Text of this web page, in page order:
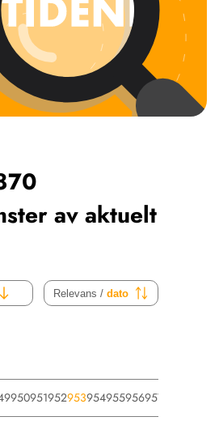
CONTENT IN ENGLISH
Scientific articles
Publication and media
plan
The editorial board
About us
av aktuelt
Relevans / dato
950951952953954955956957